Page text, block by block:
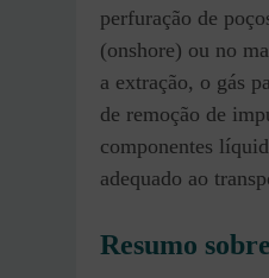
perfuração de
(onshore) ou no
a extração, o gás
de remoção de
componentes
adequado ao
Resumo sobre